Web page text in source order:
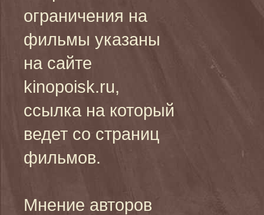
ограничения на
фильмы указаны
на сайте
kinopoisk.ru,
ссылка на который
ведет со страниц
фильмов.
Мнение авторов